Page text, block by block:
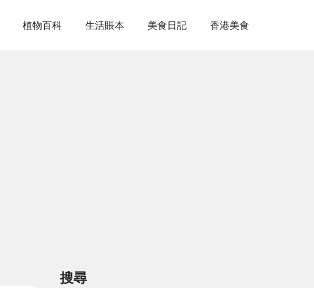
植物百科 生活賬本 美食日記 香港美食
搜尋